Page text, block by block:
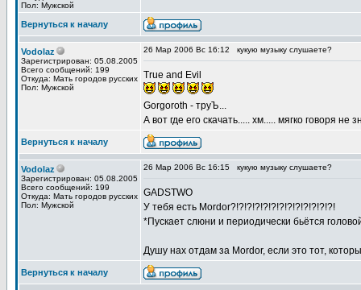
Пол: Мужской
Вернуться к началу
Vodolaz
Зарегистрирован: 05.08.2005
Всего сообщений: 199
Откуда: Мать городов русских
Пол: Мужской
26 Мар 2006 Вс 16:12 кукую музыку слушаете?
True and Evil
Gorgoroth - труЪ...
А вот где его скачать..... хм..... мягко говоря не
Вернуться к началу
Vodolaz
Зарегистрирован: 05.08.2005
Всего сообщений: 199
Откуда: Мать городов русских
Пол: Мужской
26 Мар 2006 Вс 16:15 кукую музыку слушаете?
GADSTWO
У тебя есть Mordor?!?!?!?!?!?!?!?!?!?!?!?!?!
*Пускает слюни и периодически бьётся
Душу нах отдам за Mordor, если это тот,
Вернуться к началу